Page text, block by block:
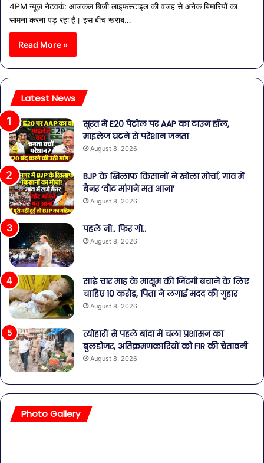
4PM न्यूज़ नेटवर्क: आजकल बिजी लाइफस्टाइल की वजह से अनेक बिमारियों का
सामना करना पड़ रहा है। इस बीच खराब…
Read More »
Latest News
सूरत में E20 पेट्रोल पर AAP का टाउन हॉल,
माइलेज घटने से परेशान जनता
August 8, 2026
BJP के खिलाफ किसानों ने खोला मोर्चा, गांव में
बैनर ‘वोट मांगने मत आना’
August 8, 2026
पहले नो.. फिर गो..
August 8, 2026
साढ़े चार माह के मासूम की जिंदगी बचाने के लिए
चाहिए 10 करोड़, पिता ने लगाई मदद की गुहार
August 8, 2026
त्योहारों से पहले बांदा में चला प्रशासन का
बुलडोजर, अतिक्रमणकारियों को FIR की चेतावनी
August 8, 2026
Photo Gallery